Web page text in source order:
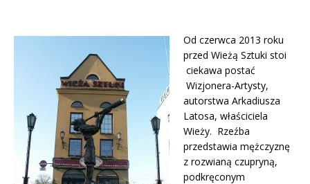
Od czerwca 2013 roku
przed Wieżą Sztuki stoi
ciekawa postać
Wizjonera-Artysty,
autorstwa Arkadiusza
Latosa, właściciela
Wieży. Rzeźba
przedstawia mężczyznę
z rozwianą czupryną,
podkręconym